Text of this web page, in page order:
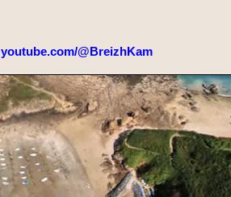
youtube.com/@BreizhKam